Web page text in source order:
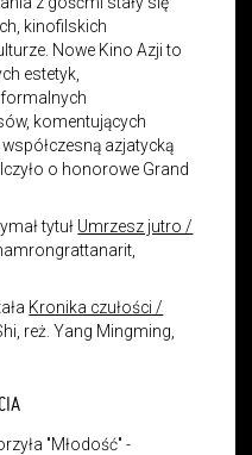
kinofilskich
Nowe Kino Azji to
estetyk,
komentujących
azjatycką
o honorowe Grand
tytuł Umrzesz jutro /
Kronika czułości /
reż. Yang Mingming,
"Młodość" -